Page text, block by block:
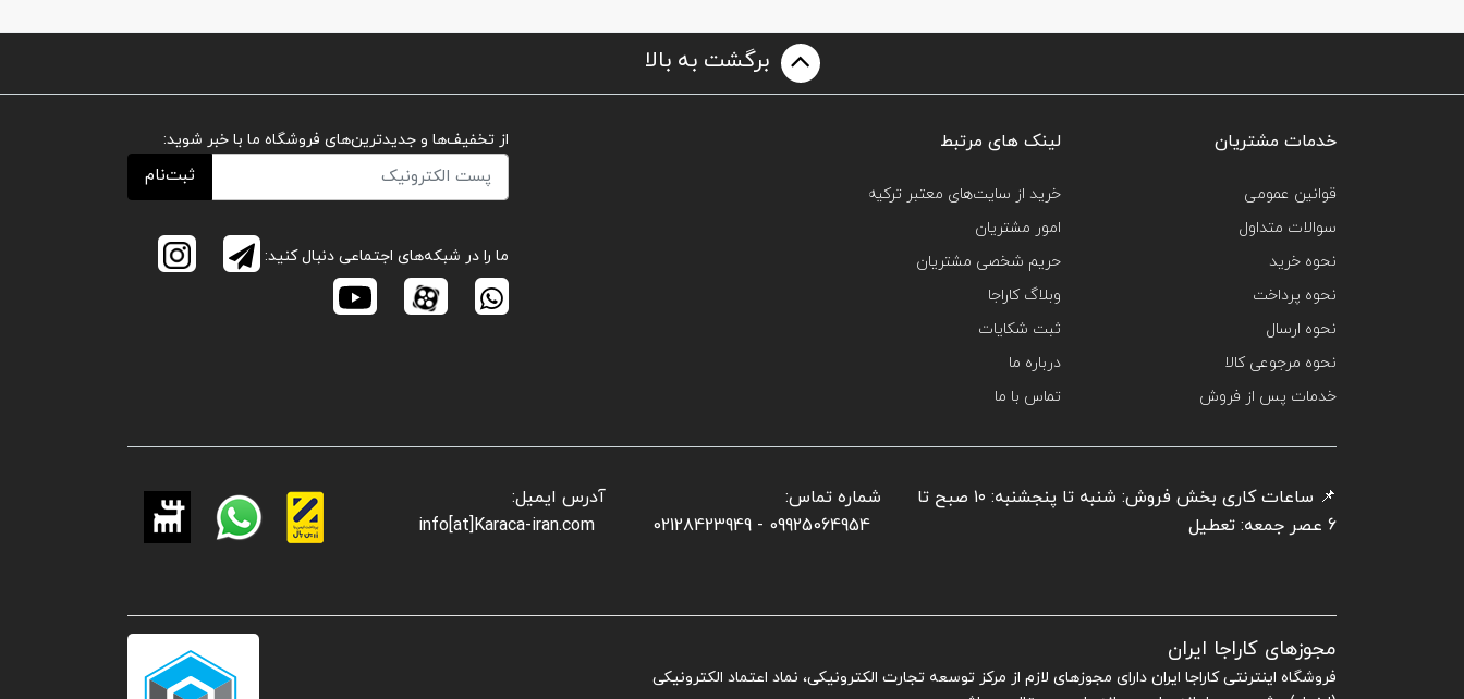
برگشت به بالا
خدمات مشتریان
قوانین عمومی
سوالات متداول
نحوه خرید
نحوه پرداخت
نحوه ارسال
نحوه مرجوعی کالا
خدمات پس از فروش
لینک های مرتبط
خرید از سایت‌های معتبر ترکیه
امور مشتریان
حریم شخصی مشتریان
وبلاگ کاراجا
ثبت شکایات
درباره ما
تماس با ما
از تخفیف‌ها و جدیدترین‌های فروشگاه ما با خبر شوید:
ثبت‌نام
ما را در شبکه‌های اجتماعی دنبال کنید:
📌 ساعات کاری بخش فروش: شنبه تا پنجشنبه: ۱۰ صبح تا
6 عصر جمعه: تعطیل
شماره تماس:
09925064954 - 02128423949
آدرس ایمیل:
info[at]Karaca-iran.com
مجوزهای کاراجا ایران
فروشگاه اینترنتی کاراجا ایران دارای مجوزهای لازم از مرکز توسعه تجارت الکترونیکی، نماد اعتماد الکترونیکی